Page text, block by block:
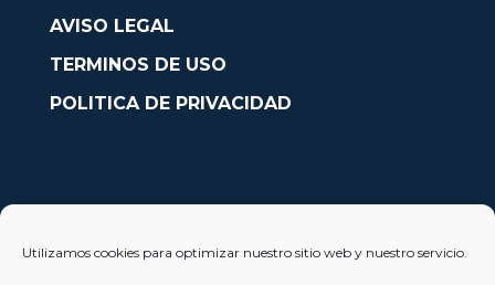
Utilizamos cookies para optimizar nuestro sitio web y nuestro servicio.
AVISO LEGAL
TERMINOS DE USO
POLITICA DE PRIVACIDAD
Avda. País Valencià nº54, Oficina 23, Alcoy (Alicante)